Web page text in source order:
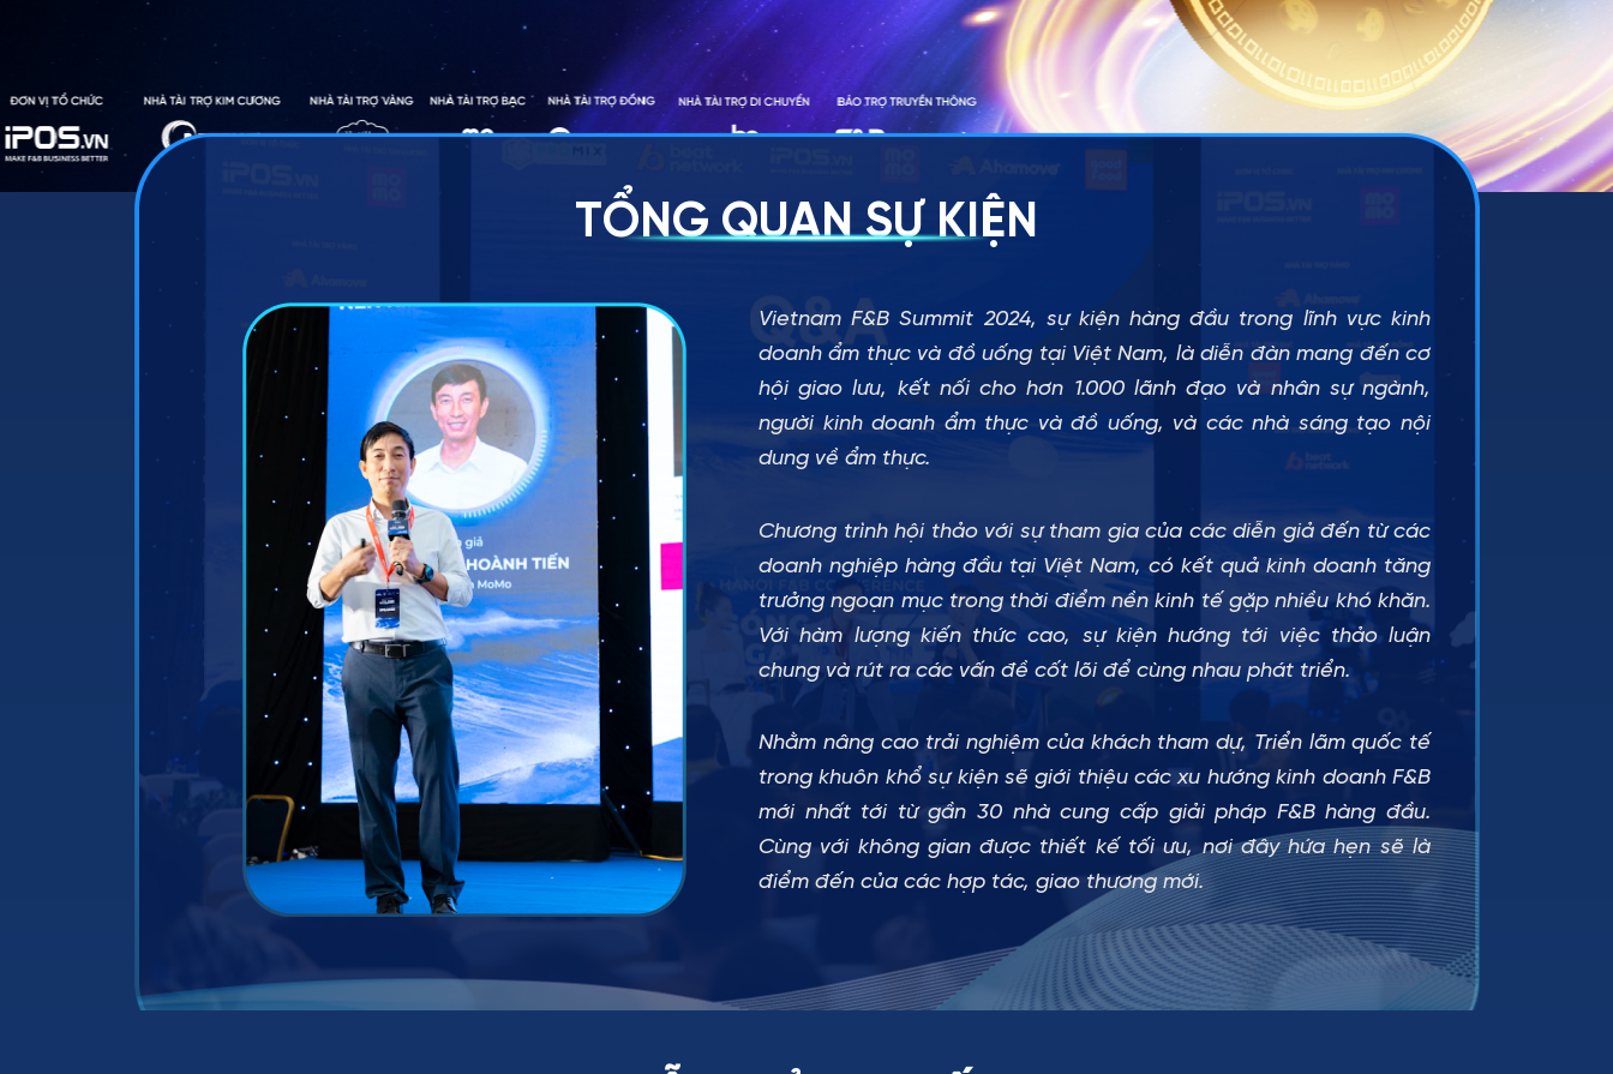
TỔNG QUAN SỰ KIỆN
Vietnam F&B Summit 2024, sự kiện hàng đầu trong lĩnh vực kinh
doanh ẩm thực và đồ uống tại Việt Nam, là diễn đàn mang đến cơ
hội giao lưu, kết nối cho hơn 1.000 lãnh đạo và nhân sự ngành,
người kinh doanh ẩm thực và đồ uống, và các nhà sáng tạo nội
dung về ẩm thực.
Chương trình hội thảo với sự tham gia của các diễn giả đến từ các
doanh nghiệp hàng đầu tại Việt Nam, có kết quả kinh doanh tăng
trưởng ngoạn mục trong thời điểm nền kinh tế gặp nhiều khó khăn.
Với hàm lượng kiến thức cao, sự kiện hướng tới việc thảo luận
chung và rút ra các vấn đề cốt lõi để cùng nhau phát triển.
Nhằm nâng cao trải nghiệm của khách tham dự, Triển lãm quốc tế
trong khuôn khổ sự kiện sẽ giới thiệu các xu hướng kinh doanh F&B
mới nhất tới từ gần 30 nhà cung cấp giải pháp F&B hàng đầu.
Cùng với không gian được thiết kế tối ưu, nơi đây hứa hẹn sẽ là
điểm đến của các hợp tác, giao thương mới.